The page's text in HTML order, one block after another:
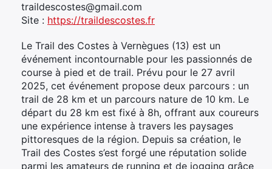
traildescostes@gmail.com
Site : https://traildescostes.fr
Le Trail des Costes à Vernègues (13) est un
événement incontournable pour les passionnés de
course à pied et de trail. Prévu pour le 27 avril
2025, cet événement propose deux parcours : un
trail de 28 km et un parcours nature de 10 km. Le
départ du 28 km est fixé à 8h, offrant aux coureurs
une expérience intense à travers les paysages
pittoresques de la région. Depuis sa création, le
Trail des Costes s’est forgé une réputation solide
parmi les amateurs de running et de jogging grâce